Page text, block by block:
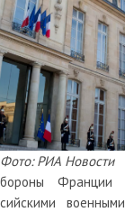
Фото: РИА Новости
Франции
военными